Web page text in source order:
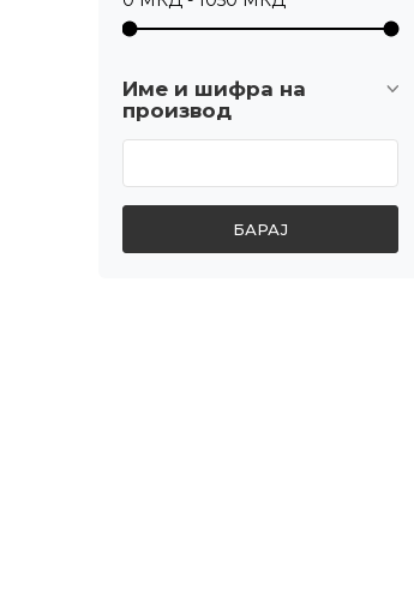
Име и шифра на
производ
БАРАЈ